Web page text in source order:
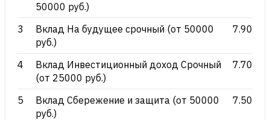
50000 руб.)
3
Вклад На будущее срочный (от 50000
руб.)
7.90
4
Вклад Инвестиционный доход Срочный
(от 25000 руб.)
7.70
5
Вклад Сбережение и защита (от 50000
руб.)
7.50